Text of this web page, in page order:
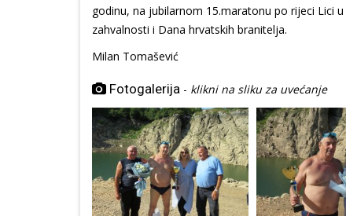
godinu, na jubilarnom 15.maratonu po rijeci Lici
zahvalnosti i Dana hrvatskih branitelja.
Milan Tomašević
Fotogalerija - klikni na sliku za uvećanje